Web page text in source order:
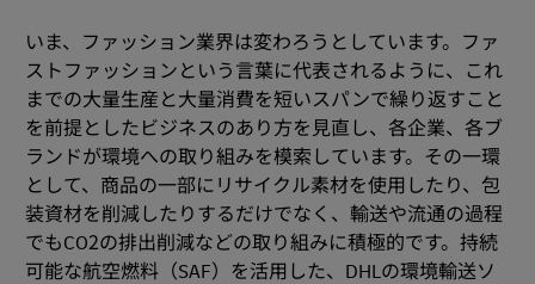
いま、ファッション業界は変わろうとしています。ファ
ストファッションという言葉に代表されるように、これ
までの大量生産と大量消費を短いスパンで繰り返すこと
を前提としたビジネスのあり方を見直し、各企業、各ブ
ランドが環境への取り組みを模索しています。その一環
として、商品の一部にリサイクル素材を使用したり、包
装資材を削減したりするだけでなく、輸送や流通の過程
でもCO2の排出削減などの取り組みに積極的です。持続
可能な航空燃料（SAF）を活用した、DHLの環境輸送ソ